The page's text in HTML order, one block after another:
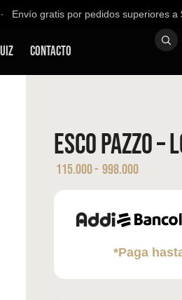
gratis por pedidos superiores
Contacto
Esco Pazzo
115.000- 998.000
*Paga